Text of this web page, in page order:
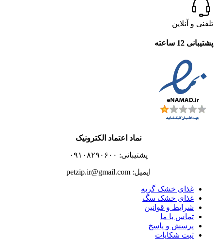
تلفنی و آنلاین
پشتیبانی 12 ساعته
نماد اعتماد الکترونیک
پشتیبانی: ۰۹۱۰۸۲۹۰۶۰۰
ایمیل: petzip.ir@gmail.com
غذای خشک گربه
غذای خشک سگ
شرایط و قوانین
تماس با ما
پرسش و پاسخ
ثبت شکایات